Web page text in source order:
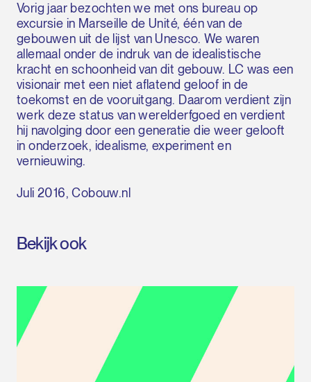
Vorig jaar bezochten we met ons bureau op
excursie in Marseille de Unité, één van de
gebouwen uit de lijst van Unesco. We waren
allemaal onder de indruk van de idealistische
kracht en schoonheid van dit gebouw. LC was een
visionair met een niet aflatend geloof in de
toekomst en de vooruitgang. Daarom verdient zijn
werk deze status van werelderfgoed en verdient
hij navolging door een generatie die weer gelooft
in onderzoek, idealisme, experiment en
vernieuwing.
Juli 2016, Cobouw.nl
Bekijk ook